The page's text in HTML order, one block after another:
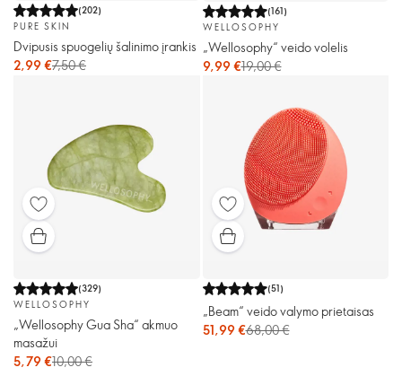
(202)
PURE SKIN
Dvipusis spuogelių šalinimo įrankis
2,99 €7,50 €
(161)
WELLOSOPHY
„Wellosophy“ veido volelis
9,99 €19,00 €
(329)
WELLOSOPHY
„Wellosophy Gua Sha“ akmuo
masažui
5,79 €10,00 €
(51)
„Beam“ veido valymo prietaisas
51,99 €68,00 €